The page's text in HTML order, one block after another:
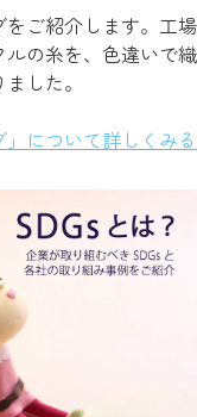
ご紹介します。工場
の糸を、色違いで織
した。
」について詳しくみる